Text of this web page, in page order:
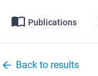
Publications
Back to results